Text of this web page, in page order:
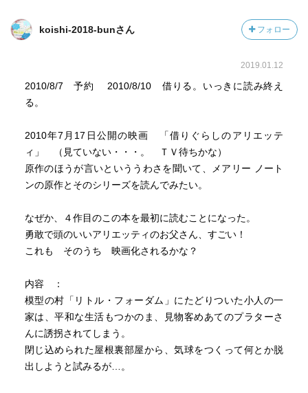
koishi-2018-bunさん フォロー
2019.01.12
2010/8/7 予約 2010/8/10 借りる。いっきに読み終え
る。
2010年7月17日公開の映画 「借りぐらしのアリエッテ
ィ」 （見ていない・・・。 ＴＶ待ちかな）
原作のほうが言いといううわさを聞いて、メアリー ノート
ンの原作とそのシリーズを読んでみたい。
なぜか、４作目のこの本を最初に読むことになった。
勇敢で頭のいいアリエッティのお父さん、すごい！
これも そのうち 映画化されるかな？
内容 ：
模型の村「リトル・フォーダム」にたどりついた小人の一
家は、平和な生活もつかのま、見物客めあてのプラターさ
んに誘拐されてしまう。
閉じ込められた屋根裏部屋から、気球をつくって何とか脱
出しようと試みるが…。